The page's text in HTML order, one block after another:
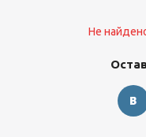
Не